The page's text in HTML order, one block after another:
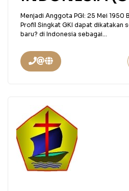
Menjadi Anggota PGI: 25 Mei 1950
Profil Singkat GKI dapat dikatakan
baru? di Indonesia sebagai...